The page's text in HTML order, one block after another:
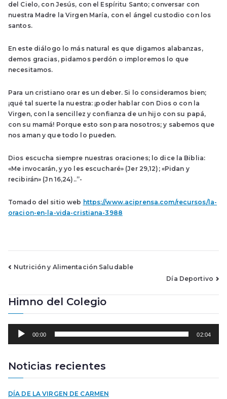
del Cielo, con Jesús, con el Espíritu Santo; conversar con
nuestra Madre la Virgen María, con el ángel custodio con los
santos.
En este diálogo lo más natural es que digamos alabanzas,
demos gracias, pidamos perdón o imploremos lo que
necesitamos.
Para un cristiano orar es un deber. Si lo consideramos bien;
¡qué tal suerte la nuestra: ¡poder hablar con Dios o con la
Virgen, con la sencillez y confianza de un hijo con su papá,
con su mamá! Porque esto son para nosotros; y sabemos que
nos aman y que todo lo pueden.
Dios escucha siempre nuestras oraciones; lo dice la Biblia:
«Me invocarán, y yo les escucharé» (Jer 29,12); «Pidan y
recibirán» (Jn 16,24)..”-
Tomado del sitio web https://www.aciprensa.com/recursos/la-
oracion-en-la-vida-cristiana-3988
Navegación
de
entradas
Nutrición y Alimentación Saludable
Día Deportivo
Himno del Colegio
r
o
u
00:00 02:04
Noticias recientes
DÍA DE LA VIRGEN DE CARMEN